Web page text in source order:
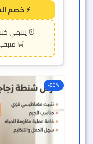
-50%